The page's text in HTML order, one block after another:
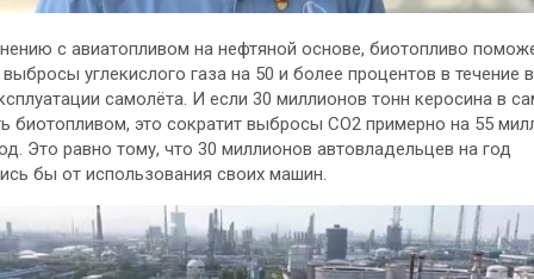
с авиатопливом на нефтяной основе, биотопливо
выбросы углекислого газа на 50 и более процентов в течение
самолёта. И если 30 миллионов тонн керосина в
биотопливом, это сократит выбросы СО2 примерно на 55
Это равно тому, что 30 миллионов автовладельцев на год
бы от использования своих машин.